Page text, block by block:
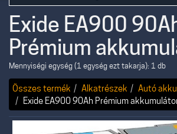
Exide EA900
Prémium
Mennyiségi egység (1 egység ezt takarja): 1 db
Összes termék Alkatrészek
Autó
Exide EA900 90Ah Prémium